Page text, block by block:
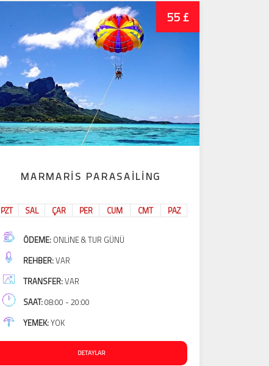
55 £
MARMARIS PARASAILING
PZT SAL ÇAR PER CUM CMT PAZ
ÖDEME: ONLINE & TUR GÜNÜ
REHBER:VAR
TRANSFER:VAR
SAAT:08:00 - 20:00
YEMEK:YOK
DETAYLAR